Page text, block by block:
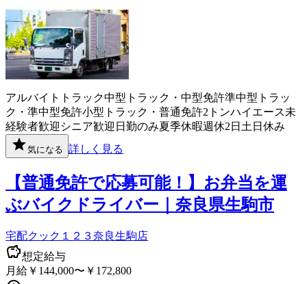
アルバイト トラック中型トラック・中型免許準中型トラッ
ク・準中型免許小型トラック・普通免許2トンハイエース未
経験者歓迎 シニア歓迎 日勤のみ夏季休暇週休2日 土日休み
気になる 詳しく見る
【普通免許で応募可能！】お弁当を運
ぶバイクドライバー｜奈良県生駒市
宅配クック１２３奈良生駒店
想定給与
月給￥144,000〜￥172,800